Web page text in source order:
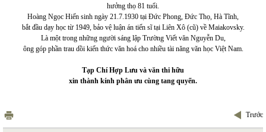
hưởng thọ 81 tuổi.
Hoàng Ngọc Hiến sinh ngày 21.7.1930 tại Đức Phong, Đức Thọ, Hà Tĩnh,
bắt đầu dạy học từ 1949, bảo vệ luận án tiến sĩ tại Liên Xô (cũ) về Maiakovsky.
Là một trong những người sáng lập Trường Viết văn Nguyễn Du,
ông góp phần trau dồi kiến thức văn hoá cho nhiều tài năng văn học Việt Nam.
Tạp Chí Hợp Lưu và văn thi hữu
xin thành kính phân ưu cùng tang quyến.
Trước